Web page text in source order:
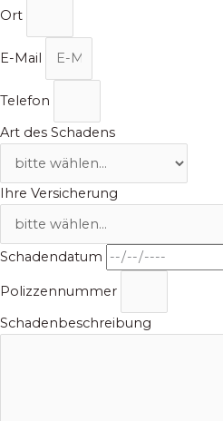
Ort
E-Mail
Telefon
Art des Schadens
Ihre Versicherung
Schadendatum
Polizzennummer
Schadenbeschreibung